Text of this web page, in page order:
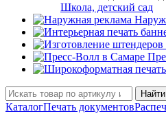
Школа, детский сад
Найти
КаталогПечать документов